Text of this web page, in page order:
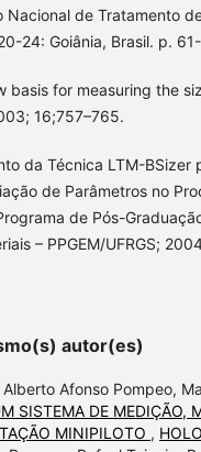
Nacional de Tratamento
24: Goiânia, Brasil. p.
basis for measuring the
16;757–765.
da Técnica LTM-BSizer
de Parâmetros no
de Pós-
– PPGEM/UFRGS;
autor(es)
Afonso Pompeo,
SISTEMA DE
MINIPILOTO ,